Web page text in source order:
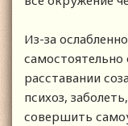
Из-за
расставании
психоз,
совершить